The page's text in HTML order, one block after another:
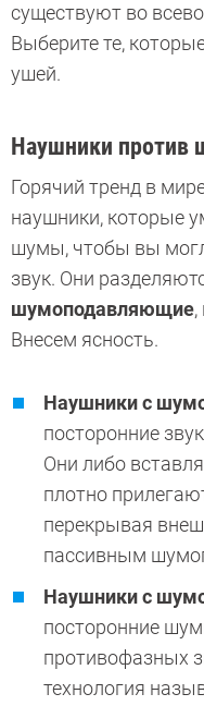
существуют во
Выберите те,
ушей.
Наушники против
Горячий тренд в
наушники, которые
шумы, чтобы вы
звук. Они
шумоподавляющие
Внесем ясность.
Наушникис
посторонние
Они либо
плотно
перекрывая
пассивным
Наушники с
посторонние
противофазных
технология